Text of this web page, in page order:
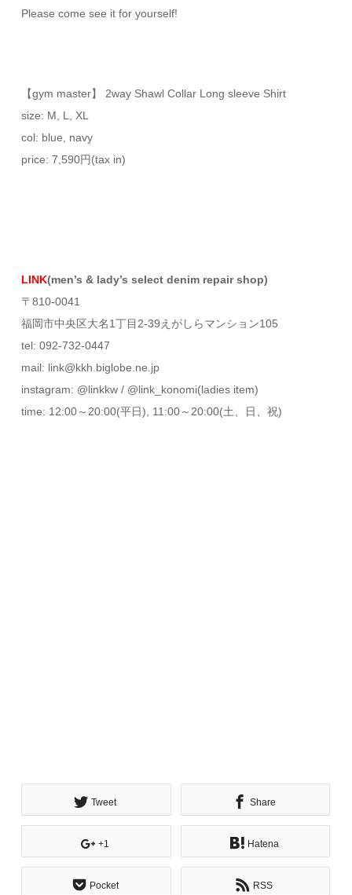
Please come see it for yourself!
【gym master】 2way Shawl Collar Long sleeve Shirt
size: M, L, XL
col: blue, navy
price: 7,590円(tax in)
LINK(men’s & lady’s select denim repair shop)
〒810-0041
福岡市中央区大名1丁目2-39えがしらマンション105
tel: 092-732-0447
mail: link@kkh.biglobe.ne.jp
instagram: @linkkw / @link_konomi(ladies item)
time: 12:00～20:00(平日), 11:00～20:00(土、日、祝)
Tweet Share
+1 Hatena
Pocket RSS